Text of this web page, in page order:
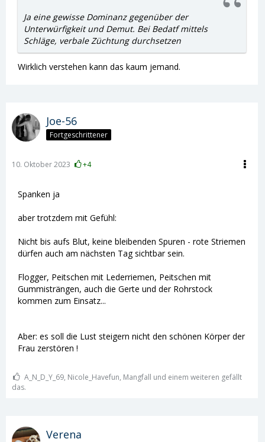
Ja eine gewisse Dominanz gegenüber der
Unterwürfigkeit und Demut. Bei Bedatf mittels
Schläge, verbale Züchtung durchsetzen
Wirklich verstehen kann das kaum jemand.
Joe-56
Fortgeschrittener
10. Oktober 2023 +4
Spanken ja
aber trotzdem mit Gefühl:
Nicht bis aufs Blut, keine bleibenden Spuren - rote Striemen
dürfen auch am nächsten Tag sichtbar sein.
Flogger, Peitschen mit Lederriemen, Peitschen mit
Gummisträngen, auch die Gerte und der Rohrstock
kommen zum Einsatz...
Aber: es soll die Lust steigern nicht den schönen Körper der
Frau zerstören !
A_N_D_Y_69, Nicole_Havefun, Mangfall und einem weiteren gefällt
das.
Verena